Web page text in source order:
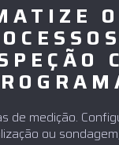
de medição.
ou